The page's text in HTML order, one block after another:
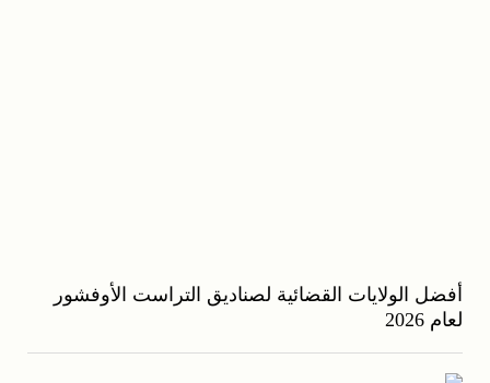
أفضل الولايات القضائية لصناديق التراست الأوفشور
لعام 2026